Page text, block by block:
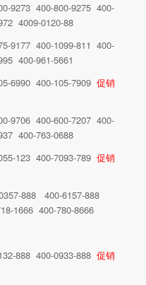
9273 400-800-9275 400-
4009-0120-88
9177 400-1099-811 400-
400-961-5661
6990 400-105-7909 促销
9706 400-600-7207 400-
400-763-0688
123 400-7093-789 促销
888 400-6157-888
1666 400-780-8666
888 400-0933-888 促销